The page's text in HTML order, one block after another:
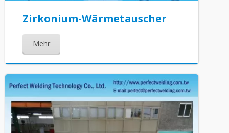
Zirkonium-Wärmetauscher
Mehr